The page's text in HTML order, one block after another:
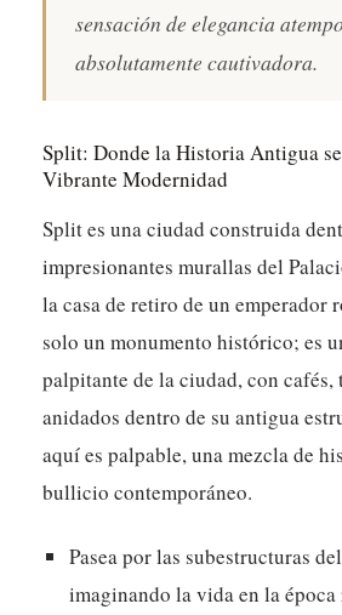
sensación de elegancia
absolutamente cautivadora.
Split: Donde la Historia Antigua
Vibrante Modernidad
Split es una ciudad construida
impresionantes murallas del
la casa de retiro de un emperador
solo un monumento histórico; es
palpitante de la ciudad, con cafés,
anidados dentro de su antigua
aquí es palpable, una mezcla de
bullicio contemporáneo.
Pasea por las subestructuras
imaginando la vida en la época